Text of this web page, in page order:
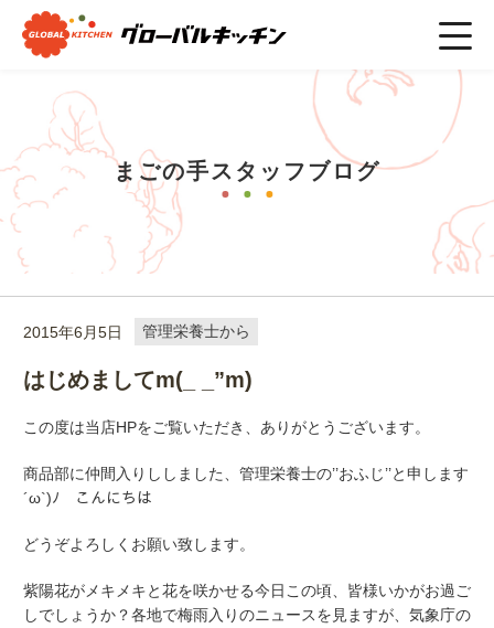
ホーム>まごの手スタッフブログ>管理栄養士から
はじめま
してm(_ _”m)
まごの手スタッフブログ
2015年6月5日 管理栄養士から
はじめましてm(_ _”m)
この度は当店HPをご覧いただき、ありがとうございます。
商品部に仲間入りししました、管理栄養士の’’おふじ’’と申します
´ω`)ﾉ こんにちは
どうぞよろしくお願い致します。
紫陽花がメキメキと花を咲かせる今日この頃、皆様いかがお過ご
しでしょうか？各地で梅雨入りのニュースを見ますが、気象庁の